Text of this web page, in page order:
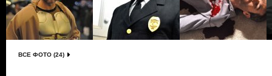
ВСЕ ФОТО (24)